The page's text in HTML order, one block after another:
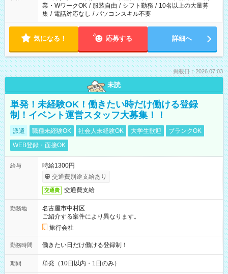
業・WワークOK / 服装自由 / シフト勤務 / 10名以上の大量募
集 / 電話対応なし / パソコンスキル不要
気になる！ 応募する 詳細へ
掲載日：2026.07.03
未読
単発！未経験OK！働きたい時だけ働ける登録
制！イベント運営スタッフ大募集！！
派遣 職種未経験OK 社会人未経験OK 大学生歓迎
ブランクOK
WEB登録・面接OK
給与
時給1300円
交通費別途支給あり
交通費 交通費支給
勤務地
名古屋市中村区
ご紹介する案件により異なります。
旅行会社
勤務時間 働きたい日だけ働ける登録制！
期間 単発（10日以内・1日のみ）